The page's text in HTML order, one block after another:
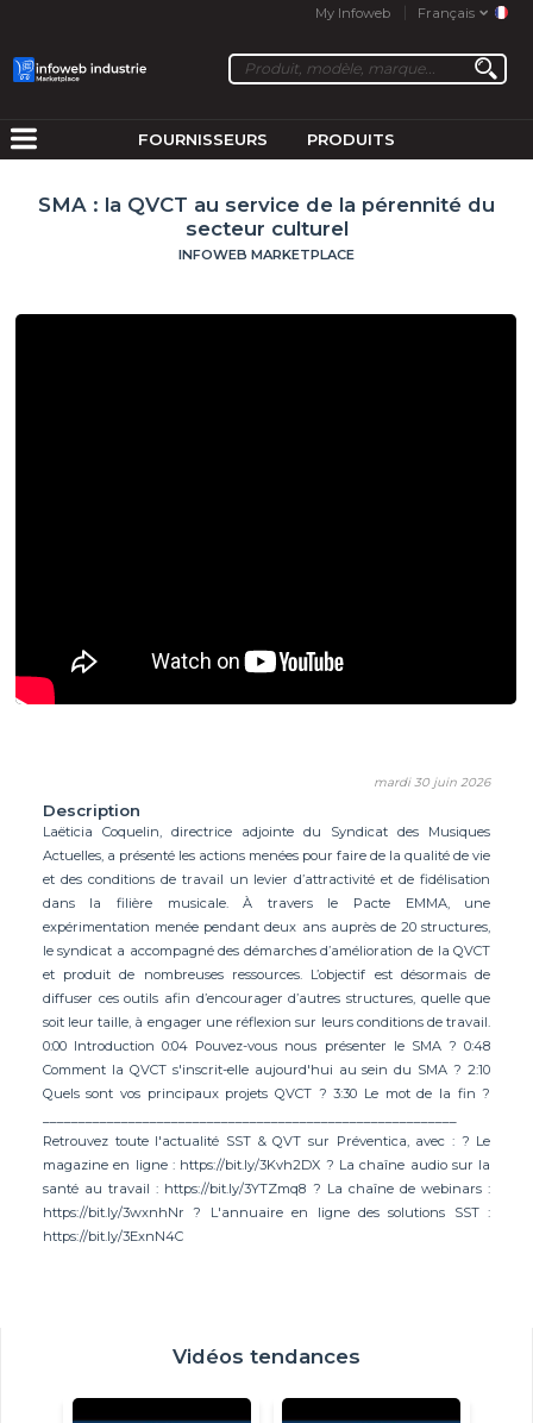
My Infoweb Français
FOURNISSEURS PRODUITS
SMA : la QVCT au service de la pérennité du
secteur culturel
INFOWEB MARKETPLACE
mardi 30 juin 2026
Description
Laëticia Coquelin, directrice adjointe du Syndicat des Musiques
Actuelles, a présenté les actions menées pour faire de la qualité de vie
et des conditions de travail un levier d’attractivité et de fidélisation
dans la filière musicale. À travers le Pacte EMMA, une
expérimentation menée pendant deux ans auprès de 20 structures,
le syndicat a accompagné des démarches d’amélioration de la QVCT
et produit de nombreuses ressources. L’objectif est désormais de
diffuser ces outils afin d’encourager d’autres structures, quelle que
soit leur taille, à engager une réflexion sur leurs conditions de travail.
0:00 Introduction 0:04 Pouvez-vous nous présenter le SMA ? 0:48
Comment la QVCT s'inscrit-elle aujourd'hui au sein du SMA ? 2:10
Quels sont vos principaux projets QVCT ? 3:30 Le mot de la fin ?
Retrouvez toute l'actualité SST & QVT sur Préventica, avec : ? Le
magazine en ligne : https://bit.ly/3Kvh2DX ? La chaîne audio sur la
santé au travail : https://bit.ly/3YTZmq8 ? La chaîne de webinars :
https://bit.ly/3wxnhNr ? L'annuaire en ligne des solutions SST :
https://bit.ly/3ExnN4C
Vidéos tendances